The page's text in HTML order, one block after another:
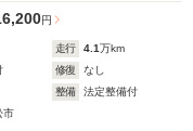
円
走行 4.1万km
修復
なし
整備
法定整備付
市